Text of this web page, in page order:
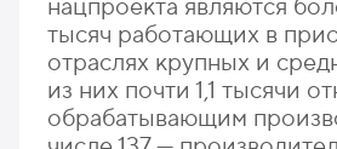
нацпроекта являются
тысяч работающих в
отраслях крупных и
из них почти 1,1 тысячи
обрабатывающим